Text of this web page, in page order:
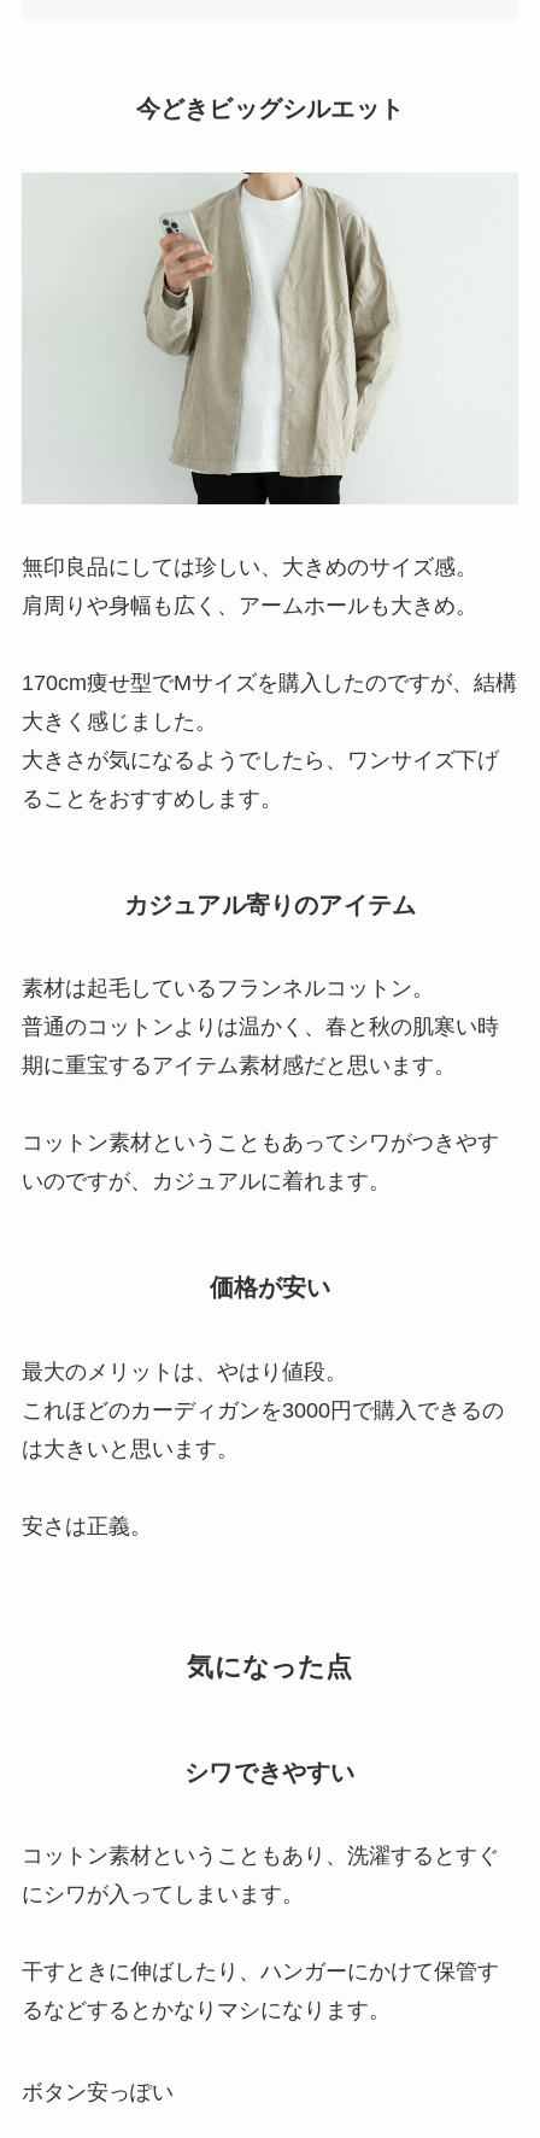
今どきビッグシルエット
無印良品にしては珍しい、大きめのサイズ感。
肩周りや身幅も広く、アームホールも大きめ。
170cm痩せ型でMサイズを購入したのですが、結構
大きく感じました。
大きさが気になるようでしたら、ワンサイズ下げ
ることをおすすめします。
カジュアル寄りのアイテム
素材は起毛しているフランネルコットン。
普通のコットンよりは温かく、春と秋の肌寒い時
期に重宝するアイテム素材感だと思います。
コットン素材ということもあってシワがつきやす
いのですが、カジュアルに着れます。
価格が安い
最大のメリットは、やはり値段。
これほどのカーディガンを3000円で購入できるの
は大きいと思います。
安さは正義。
気になった点
シワできやすい
コットン素材ということもあり、洗濯するとすぐ
にシワが入ってしまいます。
干すときに伸ばしたり、ハンガーにかけて保管す
るなどするとかなりマシになります。
ボタン安っぽい